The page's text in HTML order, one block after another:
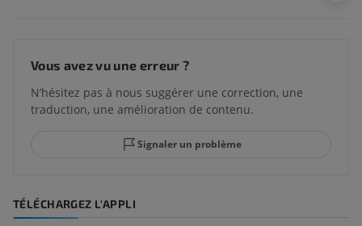
Vous avez vu une erreur ?
N’hésitez pas à nous suggérer une correction, une
traduction, une amélioration de contenu.
Signaler un problème
TÉLÉCHARGEZ L'APPLI